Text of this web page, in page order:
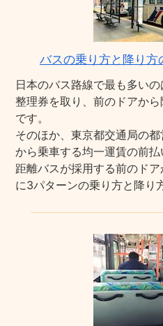
バスの乗り方と降り
日本のバス路線で最も多い
整理券を取り、前のドアか
です。
そのほか、東京都交通局の
から乗車する均一運賃の前
距離バスが採用する前のド
に3パターンの乗り方と降り